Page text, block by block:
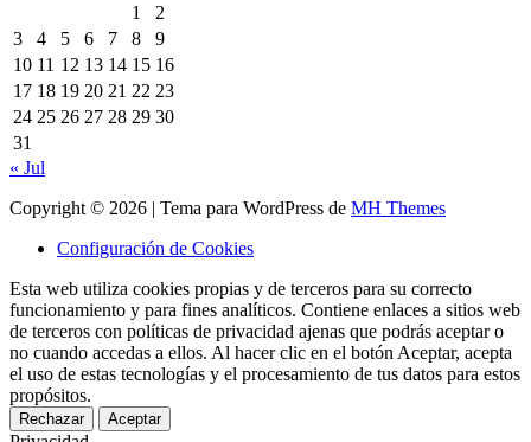
1
2
3
4 5 6 7 8
9
10 11 12 13 14 15 16
17 18 19 20 21 22 23
24 25 26 27 28 29 30
31
« Jul
Copyright © 2026 | Tema para WordPress de MH Themes
Configuración de Cookies
Esta web utiliza cookies propias y de terceros para su correcto
funcionamiento y para fines analíticos. Contiene enlaces a sitios web
de terceros con políticas de privacidad ajenas que podrás aceptar o
no cuando accedas a ellos. Al hacer clic en el botón Aceptar, acepta
el uso de estas tecnologías y el procesamiento de tus datos para estos
propósitos.
Rechazar Aceptar